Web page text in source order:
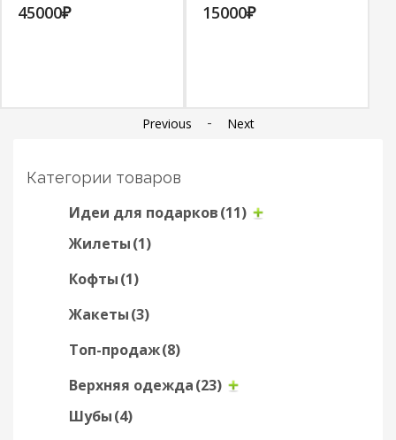
45000₽ 15000₽
Previous - Next
Категории товаров
Идеи для подарков(11)
Жилеты(1)
Кофты(1)
Жакеты(3)
Топ-продаж(8)
Верхняя одежда(23)
Шубы(4)